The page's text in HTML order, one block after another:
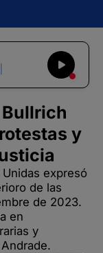
Bullrich
y
expresó
de las
de 2023.
en
y